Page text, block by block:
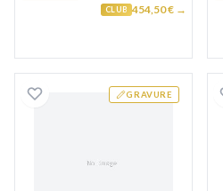
CLUB 454,50 € →
GRAVURE
Gourmette Or Baril